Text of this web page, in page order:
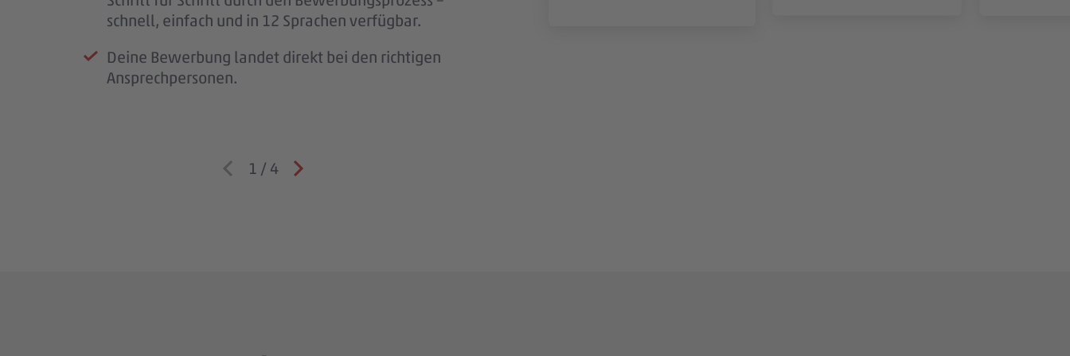
schnell, einfach und in 12 Sprachen verfügbar.
Deine Bewerbung landet direkt bei den richtigen
Ansprechpersonen.
Wenn wir Rückfragen haben, kommen wir aktiv
1 / 4